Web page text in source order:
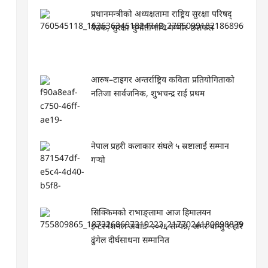
प्रधानमन्त्रीको अध्यक्षतामा राष्ट्रिय सुरक्षा परिषद्
बैठक, सुरक्षा चुनौतीमाथि गम्भीर छलफल
आरुष–टाइगर अन्तर्राष्ट्रिय कविता प्रतियोगिताको
नतिजा सार्वजनिक, शुभचन्द्र राई प्रथम
नेपाल प्रहरी कलाकार संघले ५ स्रष्टालाई सम्मान
गर्‍यो
सिक्किमको राभाङ्लामा आज हिमालयन
इन्टरनेशनल अवार्ड–२०२६ सम्पन्न, अमर वान्तु र हरि
ढुंगेल दीर्घसाधना सम्मानित